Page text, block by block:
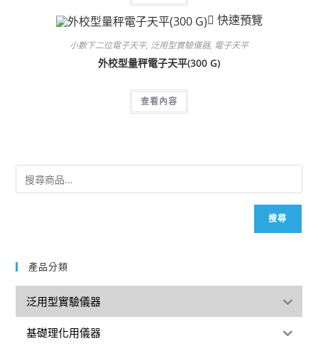
快速預覽
小數下二位電子天平, 泛用型實驗儀器, 電子天平
外校型量秤電子天平(300 G)
查看內容
搜尋
產品分類
泛用型實驗儀器
基礎理化用儀器